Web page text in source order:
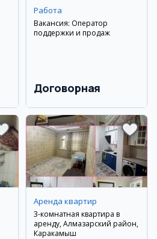
Работа
Вакансия: Оператор
поддержки и продаж
Договорная
Аренда квартир
3-комнатная квартира в
аренду, Алмазарский район,
Каракамыш